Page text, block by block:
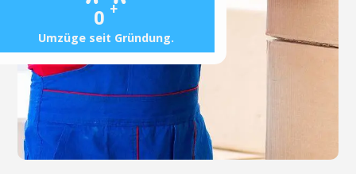
0 +
Umzüge seit Gründung.